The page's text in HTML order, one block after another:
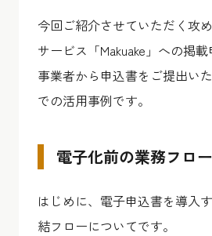
今回ご紹介させていただく攻
サービス「Makuake」への掲
事業者から申込書をご提出い
での活用事例です。
電子化前の業務フロー
はじめに、電子申込書を導入
結フローについてです。